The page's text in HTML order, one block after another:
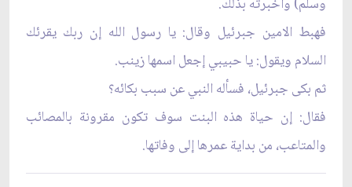
فهبط الامين جبرئيل وقال: يا رسول الله إن ربك يقرئك
السلام ويقول: يا حبيبي إجعل اسمها زينب.
ثم بكى جبرئيل، فسأله النبي عن سبب بكائه؟
فقال: إن حياة هذه البنت سوف تكون مقرونة بالمصائب
والمتاعب، من بداية عمرها إلى وفاتها.